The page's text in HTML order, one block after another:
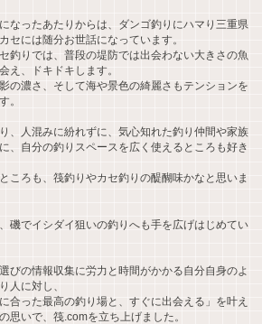
なったあたりからは、ダンゴ釣りにハマり三重県
セには随分お世話になっています。
釣りでは、普段の堤防では出会わない大きさの魚
え、ドキドキします。
の濃さ、そして海や景色の綺麗さもテンションを
。
、人混みに紛れずに、気心知れた釣り仲間や家族
、自分の釣りスペースを広く使えるところも好き
ころも、筏釣りやカセ釣りの醍醐味かなと思いま
磯でイシダイ狙いの釣りへも手を広げはじめてい
びの情報収集に労力と時間がかかる自分自身のよ
人に対し、
に合った最高の釣り場と、すぐに出会える」を叶え
思いで、筏.comを立ち上げました。